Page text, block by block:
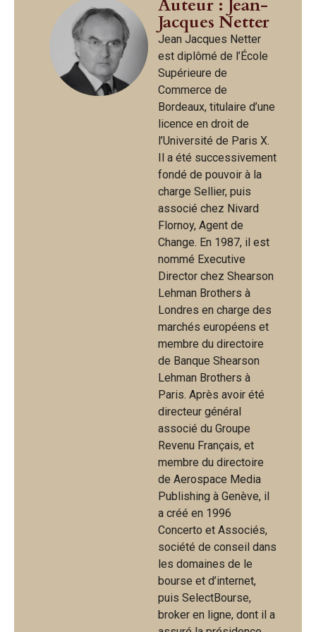
Auteur : Jean-
Jacques Netter
Jean Jacques Netter
est diplômé de l’École
Supérieure de
Commerce de
Bordeaux, titulaire d’une
licence en droit de
l’Université de Paris X.
Il a été successivement
fondé de pouvoir à la
charge Sellier, puis
associé chez Nivard
Flornoy, Agent de
Change. En 1987, il est
nommé Executive
Director chez Shearson
Lehman Brothers à
Londres en charge des
marchés européens et
membre du directoire
de Banque Shearson
Lehman Brothers à
Paris. Après avoir été
directeur général
associé du Groupe
Revenu Français, et
membre du directoire
de Aerospace Media
Publishing à Genève, il
a créé en 1996
Concerto et Associés,
société de conseil dans
les domaines de le
bourse et d’internet,
puis SelectBourse,
broker en ligne, dont il a